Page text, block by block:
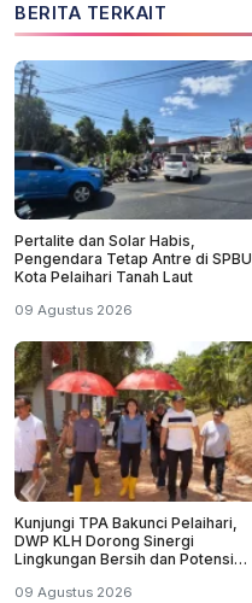
BERITA TERKAIT
​Pertalite dan Solar Habis,
Pengendara Tetap Antre di SPBU
Kota Pelaihari Tanah Laut
09 Agustus 2026
Kunjungi TPA Bakunci Pelaihari,
DWP KLH Dorong Sinergi
Lingkungan Bersih dan Potensi
09 Agustus 2026